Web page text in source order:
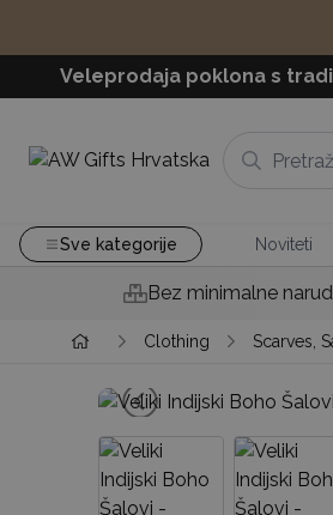
Veleprodaja poklona s
Sve kategorije Noviteti
Bez minimalne
Clothing Scarves,